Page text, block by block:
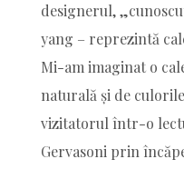
designerul,
yang – reprezintă
Mi-am imaginat o
naturală și de
vizitatorul într-o
Gervasoni prin